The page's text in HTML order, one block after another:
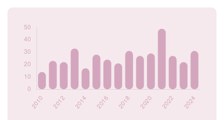
Popularité du
2019
2020
2021
2022
2023
22
31